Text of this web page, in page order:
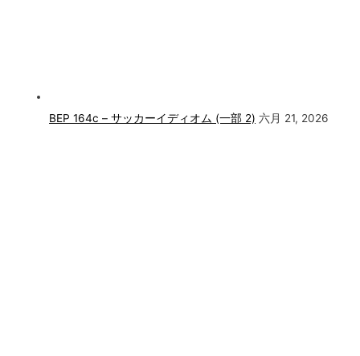
BEP 164c – サッカーイディオム (一部 2) 六月 21, 2026